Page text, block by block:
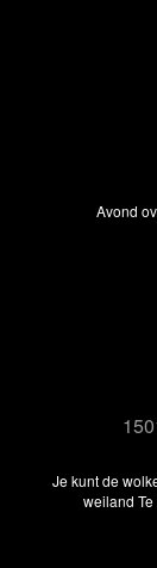
Avond
Je kunt de
weiland